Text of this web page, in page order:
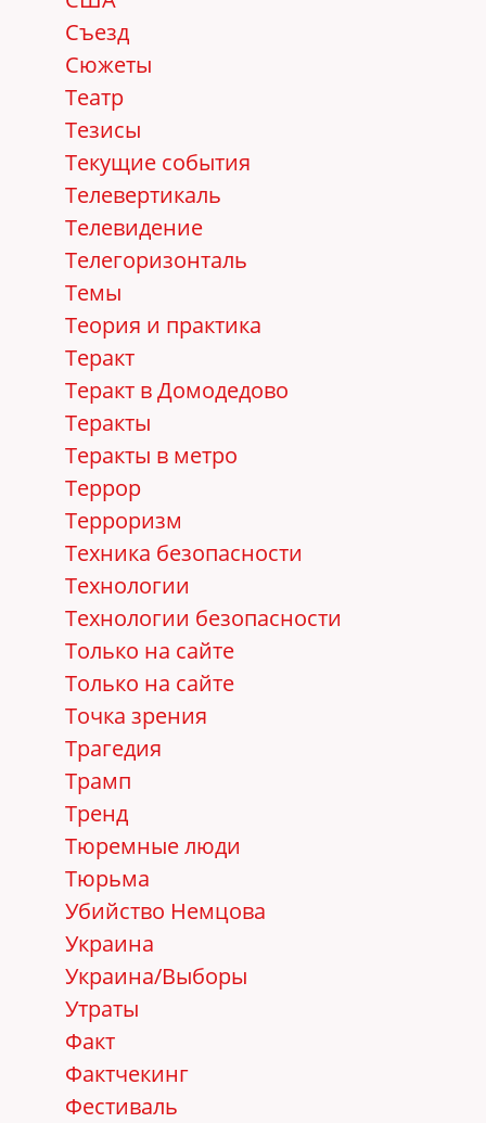
Съезд
Сюжеты
Театр
Тезисы
Текущие события
Телевертикаль
Телевидение
Телегоризонталь
Темы
Теория и практика
Теракт
Теракт в Домодедово
Теракты
Теракты в метро
Террор
Терроризм
Техника безопасности
Технологии
Технологии безопасности
Только на сайте
Только на сайте
Точка зрения
Трагедия
Трамп
Тренд
Тюремные люди
Тюрьма
Убийство Немцова
Украина
Украина/Выборы
Утраты
Факт
Фактчекинг
Фестиваль